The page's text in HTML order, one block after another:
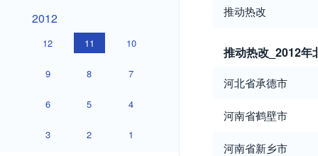
2012
2012
12 11 10
9 8 7
6 5 4
3 2 1
推动热改
推动热改_2012年
河北省承德市
河南省鹤壁市
河南省新乡市